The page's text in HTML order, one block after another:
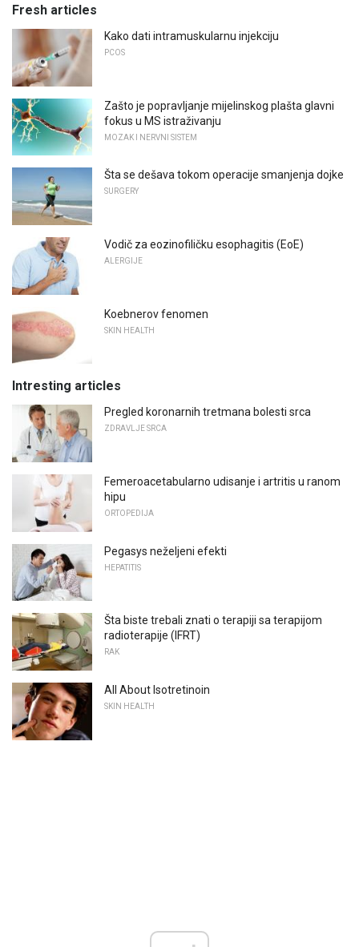
Fresh articles
Kako dati intramuskularnu injekciju
PCOS
Zašto je popravljanje mijelinskog plašta glavni
fokus u MS istraživanju
MOZAK I NERVNI SISTEM
Šta se dešava tokom operacije smanjenja dojke
SURGERY
Vodič za eozinofiličku esophagitis (EoE)
ALERGIJE
Koebnerov fenomen
SKIN HEALTH
Intresting articles
Pregled koronarnih tretmana bolesti srca
ZDRAVLJE SRCA
Femeroacetabularno udisanje i artritis u ranom
hipu
ORTOPEDIJA
Pegasys neželjeni efekti
HEPATITIS
Šta biste trebali znati o terapiji sa terapijom
radioterapije (IFRT)
RAK
All About Isotretinoin
SKIN HEALTH